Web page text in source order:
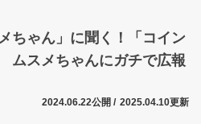
ちゃん」に聞く！「コイン
ムスメちゃんにガチで広報
2024.06.22公開 / 2025.04.10更新